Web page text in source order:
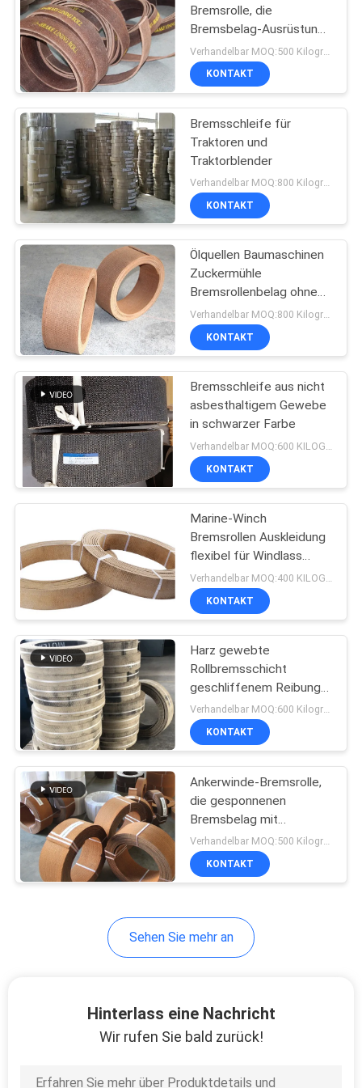
Siegelring-Dichtung
Asbest-freier
Bremsbelag
Reibungs-
materielles Blatt
8
Bremsband-Futter
Bremsreibungs-
Material
AutoBremsbeläge
Bremsrolle, die
Bremsbelag-Ausrüstung
des Handkurbel-
Bremsbelag-Brown
zeichnet
KONTAKT
Bremsschleife für
Traktoren und
Traktorblender
Verhandelbar MOQ:800 Kilogramm
KONTAKT
Ölquellen Baumaschinen
Zuckermühle
Bremsrollenbelag ohne
Asbest
Verhandelbar MOQ:800 Kilogramm
KONTAKT
Bremsschleife aus nicht
asbesthaltigem Gewebe
in schwarzer Farbe
KONTAKT
Marine-Winch
Bremsrollen Auskleidung
flexibel für Windlass
Traktor Bohrmaschine
KONTAKT
Harz gewebte
Rollbremsschicht
geschliffenem Reibungs-
Schichtmaterial Harz
gewebte Bremsen
Verhandelbar MOQ:600 Kilogramm
KONTAKT
Ankerwinde-Bremsrolle,
die gesponnenen
Bremsbelag mit
Kupferdraht nach innen
zeichnet
Verhandelbar MOQ:500 Kilogramm
KONTAKT
Sehen Sie mehr an
Hinterlass eine Nachricht
Wir rufen Sie bald zurück!